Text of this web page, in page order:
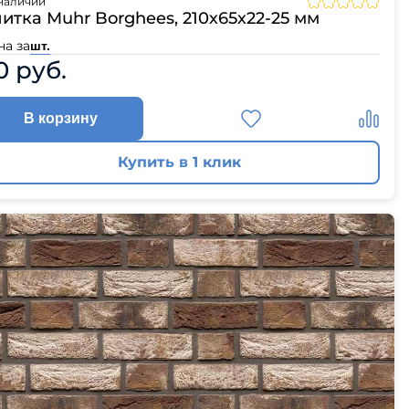
Muhr Borghees, 210х65х22-25 мм
зашт.
руб.
В корзину
Купить в 1 клик